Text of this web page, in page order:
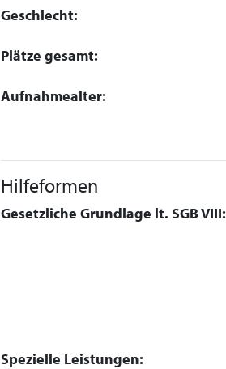
Geschlecht:
Plätze gesamt:
Aufnahmealter:
Hilfeformen
Gesetzliche Grundlage lt. SGB VIII:
Spezielle Leistungen: